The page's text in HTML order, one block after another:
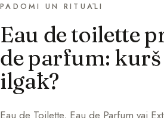
PADOMI UN RITUĀLI
Eau de toilette
de parfum:
ilgāk?
Eau de Toilette, Eau de Parfum vai